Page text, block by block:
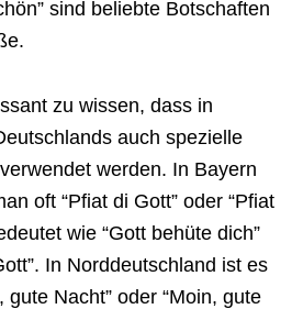
sind beliebte Botschaften
zu wissen, dass in
auch spezielle
werden. In Bayern
oft “Pfiat di Gott” oder “Pfiat
wie “Gott behüte dich”
In Norddeutschland ist es
gute Nacht” oder “Moin, gute